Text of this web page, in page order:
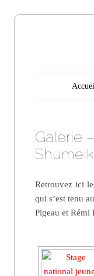
Main
Skip to
Galerie
Retrouvez ici
qui s’est tenu
Pigeau et Rémi